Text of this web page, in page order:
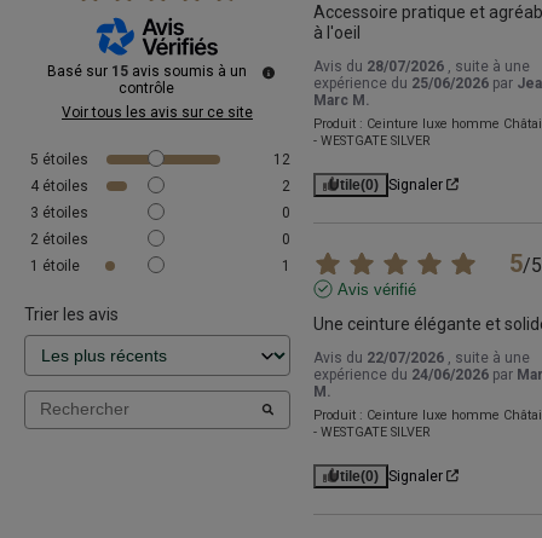
Basé sur 15 avis soumis à un
contrôle
Voir tous les avis sur ce site
5 étoiles
12
4 étoiles
2
3 étoiles
0
2 étoiles
0
1 étoile 1
Trier les avis
Accessoire pratique et
à l'oeil
Avis du 28/07/2026
, suite à une
expérience du 25/06/2026 par
Marc M.
Produit : Ceinture luxe homme
- WESTGATE SILVER
Utile(0) Signaler
5/5
Avis vérifié
Une ceinture élégante et
Avis du 22/07/2026
, suite à une
expérience du 24/06/2026 par
M.
Produit : Ceinture luxe homme
- WESTGATE SILVER
Utile(0) Signaler